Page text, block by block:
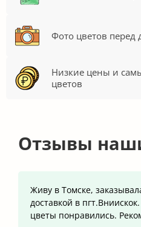
Фото цветов перед
Низкие цены и
цветов
Отзывы
Живу в Томске,
доставкой в
цветы понравились.